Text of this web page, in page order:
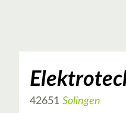
42651 Solingen